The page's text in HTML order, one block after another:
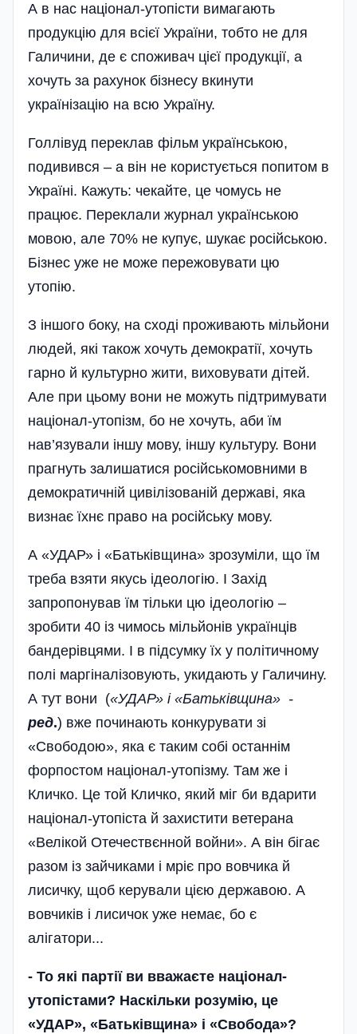
А в нас націонал-утопісти вимагають
продукцію для всієї України, тобто не для
Галичини, де є споживач цієї продукції, а
хочуть за рахунок бізнесу вкинути
українізацію на всю Україну.
Голлівуд переклав фільм українською,
подивився – а він не користується попитом в
Україні. Кажуть: чекайте, це чомусь не
працює. Переклали журнал українською
мовою, але 70% не купує, шукає російською.
Бізнес уже не може пережовувати цю
утопію.
З іншого боку, на сході проживають мільйони
людей, які також хочуть демократії, хочуть
гарно й культурно жити, виховувати дітей.
Але при цьому вони не можуть підтримувати
націонал-утопізм, бо не хочуть, аби їм
нав’язували іншу мову, іншу культуру. Вони
прагнуть залишатися російськомовними в
демократичній цивілізованій державі, яка
визнає їхнє право на російську мову.
А «УДАР» і «Батьківщина» зрозуміли, що їм
треба взяти якусь ідеологію. І Захід
запропонував їм тільки цю ідеологію –
зробити 40 із чимось мільйонів українців
бандерівцями. І в підсумку їх у політичному
полі маргіналізовують, укидають у Галичину.
А тут вони («УДАР» і «Батьківщина» -
ред.) вже починають конкурувати зі
«Свободою», яка є таким собі останнім
форпостом націонал-утопізму. Там же і
Кличко. Це той Кличко, який міг би вдарити
націонал-утопіста й захистити ветерана
«Велікой Отечествєнной войни». А він бігає
разом із зайчиками і мріє про вовчика й
лисичку, щоб керували цією державою. А
вовчиків і лисичок уже немає, бо є
алігатори...
- То які партії ви вважаєте націонал-
утопістами? Наскільки розумію, це
«УДАР», «Батьківщина» і «Свобода»?